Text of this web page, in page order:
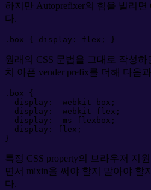
하지만 Autoprefixer의 힘을 빌리면
다.
. box { display : flex ; }
원래의 CSS 문법을 그대로 작성
치 아픈 vender prefix를 더해 다음
. box
{
display : -webkit-box ;
display : -webkit-flex ;
display : -ms-flexbox ;
display : flex ;
}
특정 CSS property의 브라우저 지
면서 mixin을 써야 할지 말아야 할
다.